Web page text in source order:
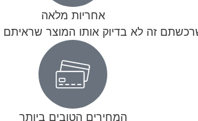
אחריות מלאה
זה לא בדיוק אותו המוצר שראיתם
המחירים הטובים ביותר